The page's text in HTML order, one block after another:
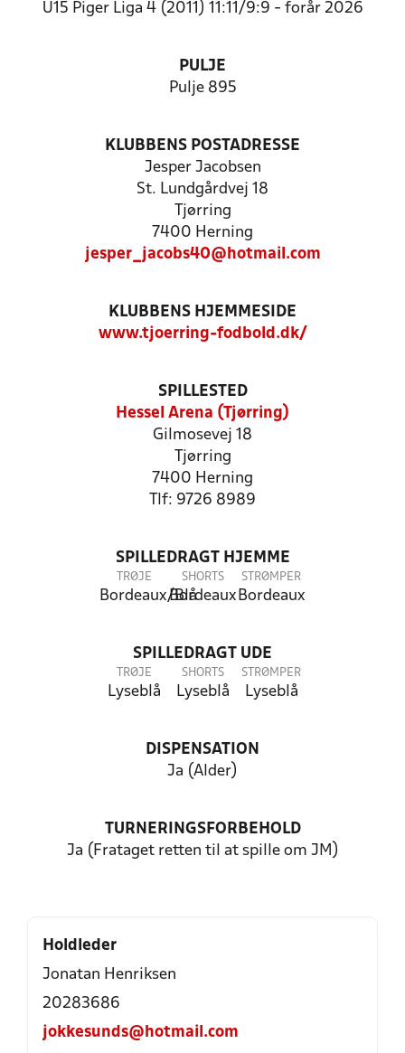
U15 Piger Liga 4 (2011) 11:11/9:9 - forår 2026
PULJE
Pulje 895
KLUBBENS POSTADRESSE
Jesper Jacobsen
St. Lundgårdvej 18
Tjørring
7400 Herning
jesper_jacobs40@hotmail.com
KLUBBENS HJEMMESIDE
www.tjoerring-fodbold.dk/
SPILLESTED
Hessel Arena (Tjørring)
Gilmosevej 18
Tjørring
7400 Herning
Tlf: 9726 8989
SPILLEDRAGT HJEMME
TRØJE
Bordeaux/Blå
SHORTS
Bordeaux
STRØMPER
Bordeaux
SPILLEDRAGT UDE
TRØJE
Lyseblå
SHORTS
Lyseblå
STRØMPER
Lyseblå
DISPENSATION
Ja (Alder)
TURNERINGSFORBEHOLD
Ja (Frataget retten til at spille om JM)
Holdleder
Jonatan Henriksen
20283686
jokkesunds@hotmail.com